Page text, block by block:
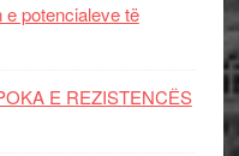
potencialeve të
E REZISTENCЁS